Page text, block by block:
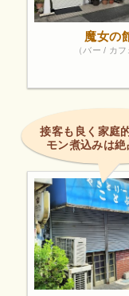
魔女の
（バー / カフ
接客も良く家庭
モン煮込みは絶